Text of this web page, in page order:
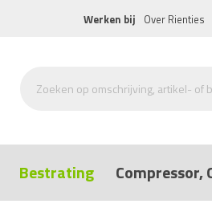
Werken bij Over Rienties
Bestrating Compressor,